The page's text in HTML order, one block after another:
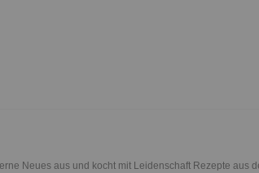
Neues aus und kocht mit Leidenschaft Rezepte aus